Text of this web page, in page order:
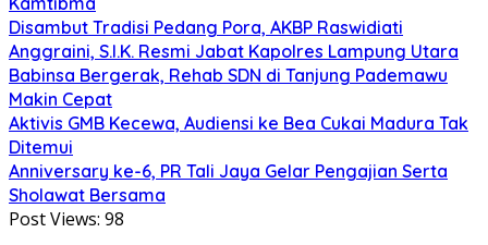
Disambut Tradisi Pedang Pora, AKBP Raswidiati
Anggraini, S.I.K. Resmi Jabat Kapolres Lampung Utara
Babinsa Bergerak, Rehab SDN di Tanjung Pademawu
Makin Cepat
Aktivis GMB Kecewa, Audiensi ke Bea Cukai Madura Tak
Ditemui
Anniversary ke-6, PR Tali Jaya Gelar Pengajian Serta
Sholawat Bersama
Post Views: 98